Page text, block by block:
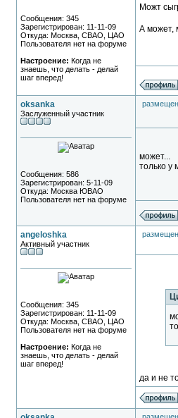
Сообщения: 345
Зарегистрирован: 11-11-09
Откуда: Москва, СВАО, ЦАО
Пользователя нет на форуме
Настроение: Когда не
знаешь, что делать - делай
шаг вперед!
Можт
А может,
oksanka
Заслуженный участник
Сообщения: 586
Зарегистрирован: 5-11-09
Откуда: Москва ЮВАО
Пользователя нет на форуме
может...
только у
angeloshka
Активный участник
Сообщения: 345
Зарегистрирован: 11-11-09
Откуда: Москва, СВАО, ЦАО
Пользователя нет на форуме
Настроение: Когда не
знаешь, что делать - делай
шаг вперед!
да и не